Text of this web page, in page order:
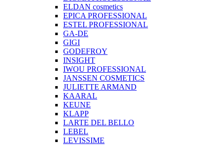
ELDAN cosmetics
EPICA PROFESSIONAL
ESTEL PROFESSIONAL
GA-DE
GIGI
GODEFROY
INSIGHT
IWOU PROFESSIONAL
JANSSEN COSMETICS
JULIETTE ARMAND
KAARAL
KEUNE
KLAPP
LARTE DEL BELLO
LEBEL
LEVISSIME